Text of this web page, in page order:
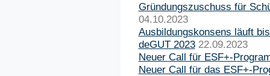
Gründungszuschuss für
04.10.2023
Ausbildungskonsens läuft
deGUT 2023 22.09.2023
Neuer Call für ESF+-
Neuer Call für das ESF+-